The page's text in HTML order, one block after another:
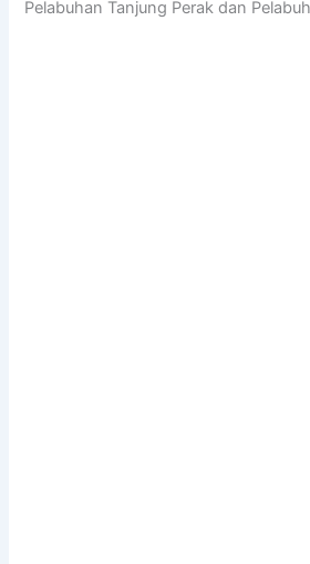
Pelabuhan Tanjung Perak dan